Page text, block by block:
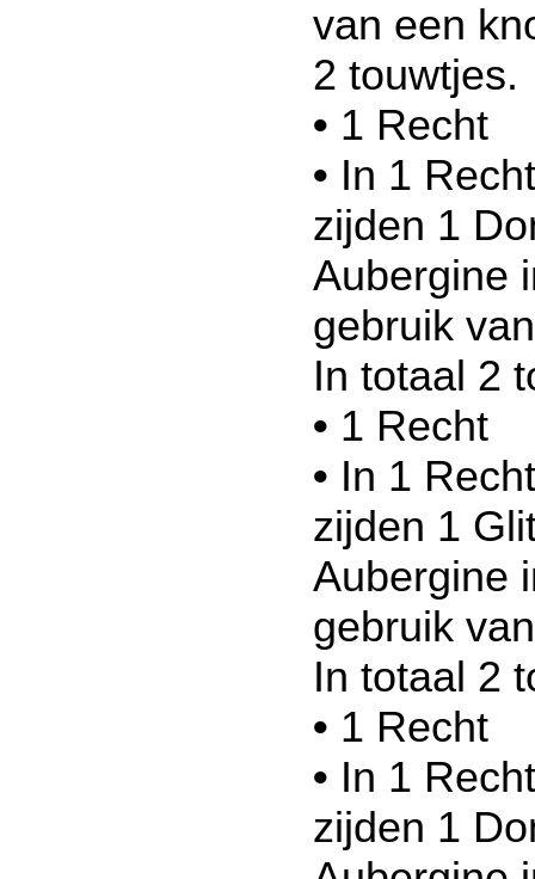
van een
2 touwtjes.
• 1 Recht
• In 1
zijden 1
Aubergine
gebruik
In totaal 2
• 1 Recht
• In 1
zijden 1
Aubergine
gebruik
In totaal 2
• 1 Recht
• In 1
zijden 1